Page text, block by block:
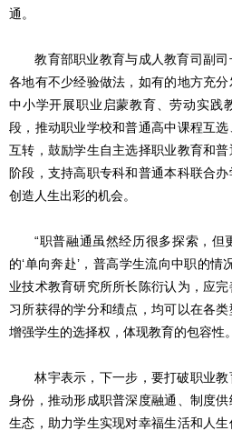
通。
教育部职业教育与成人教育司副司
各地有不少经验做法，如有的地方充
中小学开展职业启蒙教育、劳动实践
段，推动职业学校和普通高中课程互
互转，鼓励学生自主选择职业教育和
阶段，支持高职专科和普通本科联合
创造人生出彩的机会。
“职普融通虽然经历很多探索，但
的‘单向奔赴’，普高学生流向中职的情
业技术教育研究所所长陈衍认为，应
习所获得的学分和绩点，均可以在各
增强学生的选择权，体现教育的包容性。
林宇表示，下一步，要打破职业教
身份，推动形成职普深度融通、制度
生态，助力学生实现对幸福生活和人